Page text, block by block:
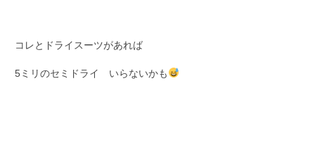
コレとドライスーツがあれば
5ミリのセミドライ いらないかも